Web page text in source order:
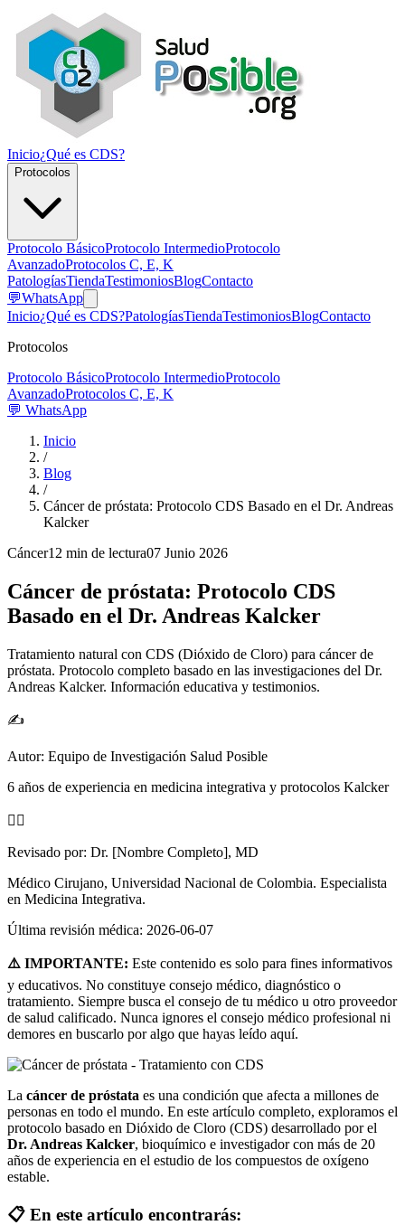
Inicio¿Qué es CDS?
Protocolos
Protocolo BásicoProtocolo IntermedioProtocolo
AvanzadoProtocolos C, E, K
PatologíasTiendaTestimoniosBlogContacto
💬WhatsApp
Inicio¿Qué es CDS?PatologíasTiendaTestimoniosBlogContacto
Protocolos
Protocolo BásicoProtocolo IntermedioProtocolo
AvanzadoProtocolos C, E, K
💬 WhatsApp
Inicio
/
Blog
/
Cáncer de próstata: Protocolo CDS Basado en el Dr. Andreas
Kalcker
Cáncer12 min de lectura07 Junio 2026
Cáncer de próstata: Protocolo CDS
Basado en el Dr. Andreas Kalcker
Tratamiento natural con CDS (Dióxido de Cloro) para cáncer de
próstata. Protocolo completo basado en las investigaciones del Dr.
Andreas Kalcker. Información educativa y testimonios.
✍️
Autor: Equipo de Investigación Salud Posible
6 años de experiencia en medicina integrativa y protocolos Kalcker
👨‍⚕️
Revisado por: Dr. [Nombre Completo], MD
Médico Cirujano, Universidad Nacional de Colombia. Especialista
en Medicina Integrativa.
Última revisión médica: 2026-06-07
⚠️ IMPORTANTE: Este contenido es solo para fines informativos
y educativos. No constituye consejo médico, diagnóstico o
tratamiento. Siempre busca el consejo de tu médico u otro proveedor
de salud calificado. Nunca ignores el consejo médico profesional ni
demores en buscarlo por algo que hayas leído aquí.
La cáncer de próstata es una condición que afecta a millones de
personas en todo el mundo. En este artículo completo, exploramos el
protocolo basado en Dióxido de Cloro (CDS) desarrollado por el
Dr. Andreas Kalcker, bioquímico e investigador con más de 20
años de experiencia en el estudio de los compuestos de oxígeno
estable.
📋 En este artículo encontrarás: